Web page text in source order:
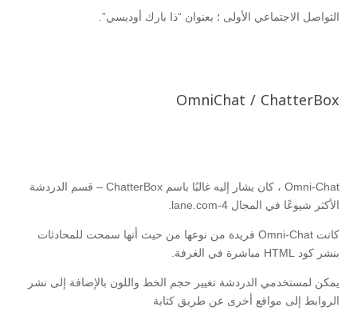
التواصل الاجتماعي الأولى ؛ بعنوان “ذا بارك أوديسي”.
OmniChat / ChatterBox
Omni-Chat ، كان يشار إليه غالبًا باسم ChatterBox – قسم الدردشة
الأكثر شيوعًا في المجال 4-lane.com.
كانت Omni-Chat فريدة من نوعها من حيث أنها سمحت للمحادثات
بنشر كود HTML مباشرة في الغرفة.
يمكن لمستخدمي الدردشة تغيير حجم الخط واللون بالإضافة إلى نشر
الروابط إلى مواقع أخرى عن طريق كتابة